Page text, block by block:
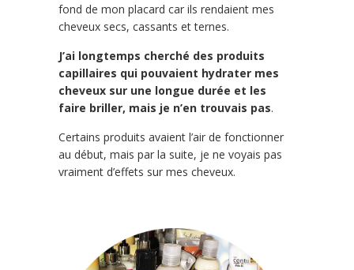
fond de mon placard car ils rendaient mes
cheveux secs, cassants et ternes.
J’ai longtemps cherché des produits
capillaires qui pouvaient hydrater mes
cheveux sur une longue durée et les
faire briller, mais je n’en trouvais pas.
Certains produits avaient l’air de fonctionner
au début, mais par la suite, je ne voyais pas
vraiment d’effets sur mes cheveux.